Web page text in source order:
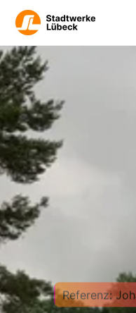
Referenz: